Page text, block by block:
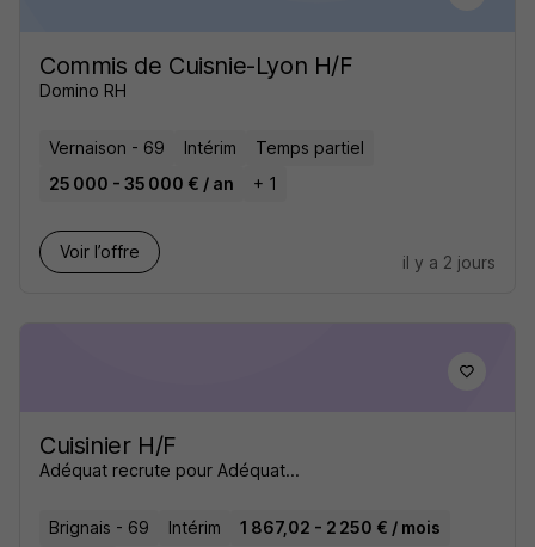
Commis de Cuisnie-Lyon H/F
Domino RH
Vernaison - 69 Intérim
Temps partiel
25 000 - 35 000 € / an
+ 1
Voir l’offre
il y a 2 jours
Cuisinier H/F
Adéquat recrute pour Adéquat...
Brignais - 69 Intérim 1 867,02 - 2 250 € / mois